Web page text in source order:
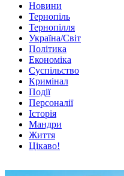
Новини
Тернопіль
Тернопілля
Україна/Світ
Політика
Економіка
Суспільство
Кримінал
Події
Персоналії
Історія
Мандри
Життя
Цікаво!